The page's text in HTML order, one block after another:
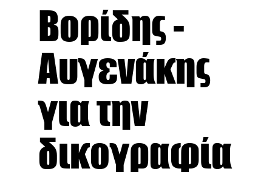
Βορίδης -
Αυγενάκης
για την
δικογραφία